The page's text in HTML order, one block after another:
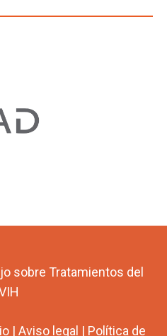
sobre Tratamientos del
| Aviso legal | Política de